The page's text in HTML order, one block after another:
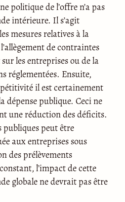
politique de l’offre n’a pas
intérieure. Il s’agit
mesures relatives à la
de contraintes
les entreprises ou de la
réglementées. Ensuite,
il est certainement
dépense publique. Ceci ne
une réduction des déficits.
publiques peut être
aux entreprises sous
des prélèvements
l’impact de cette
globale ne devrait pas être